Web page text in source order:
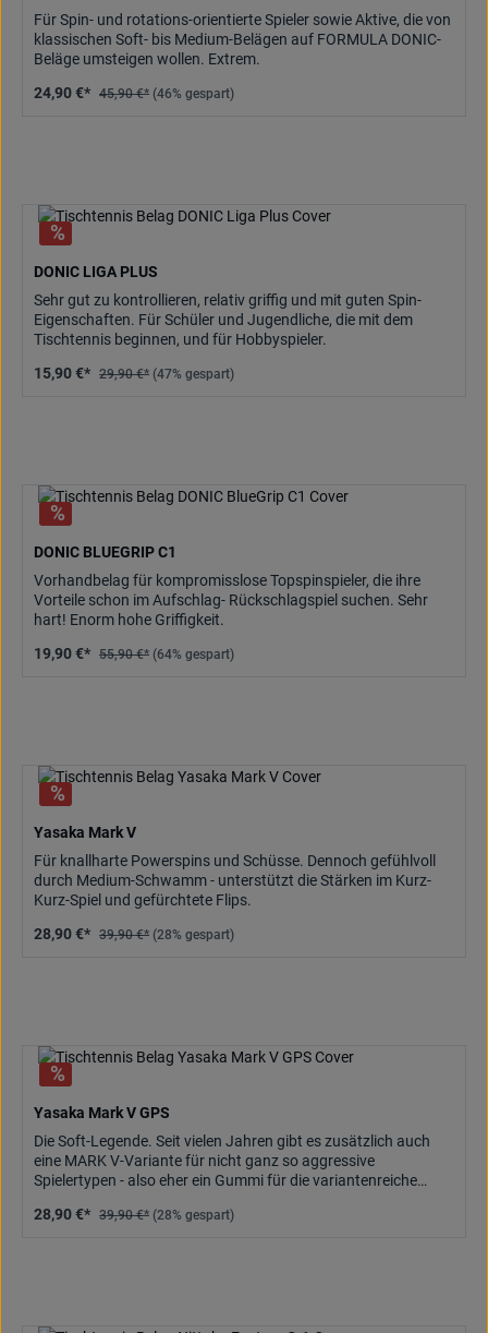
Für Spin- und rotations-orientierte Spieler sowie Aktive, die von
klassischen Soft- bis Medium-Belägen auf FORMULA DONIC-
Beläge umsteigen wollen. Extrem.
24,90 €* 45,90 €* (46% gespart)
DONIC LIGA PLUS
Sehr gut zu kontrollieren, relativ griffig und mit guten Spin-
Eigenschaften. Für Schüler und Jugendliche, die mit dem
Tischtennis beginnen, und für Hobbyspieler.
15,90 €* 29,90 €* (47% gespart)
DONIC BLUEGRIP C1
Vorhandbelag für kompromisslose Topspinspieler, die ihre
Vorteile schon im Aufschlag- Rückschlagspiel suchen. Sehr
hart! Enorm hohe Griffigkeit.
19,90 €* 55,90 €* (64% gespart)
Yasaka Mark V
Für knallharte Powerspins und Schüsse. Dennoch gefühlvoll
durch Medium-Schwamm - unterstützt die Stärken im Kurz-
Kurz-Spiel und gefürchtete Flips.
28,90 €* 39,90 €* (28% gespart)
Yasaka Mark V GPS
Die Soft-Legende. Seit vielen Jahren gibt es zusätzlich auch
eine MARK V-Variante für nicht ganz so aggressive
Spielertypen - also eher ein Gummi für die variantenreiche
28,90 €* 39,90 €* (28% gespart)